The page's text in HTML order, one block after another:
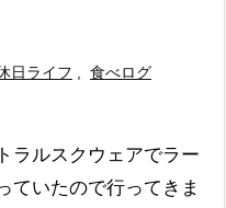
日ライフ 食べログ
ラルスクウェアでラー
ていたので行ってきま